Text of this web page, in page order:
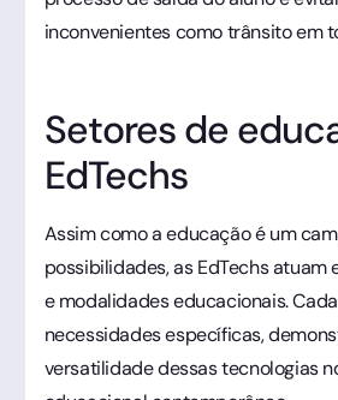
inconvenientes como trânsito em
Setores de
EdTechs
Assim como a educação é um
possibilidades, as EdTechs atuam
e modalidades educacionais.
necessidades específicas,
versatilidade dessas tecnologias